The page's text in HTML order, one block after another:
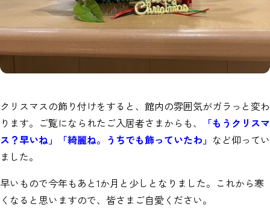
クリスマスの飾り付けをすると、館内の雰囲気がガラっと変わ
ります。ご覧になられたご入居者さまからも、
「もうクリスマ
ス？早いね」「綺麗ね。うちでも飾っていたわ」 など仰ってい
ました。
早いもので今年もあと1か月と少しとなりました。これから寒
くなると思いますので、皆さまご自愛ください。